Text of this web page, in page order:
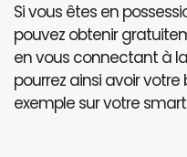
Si vous êtes en
pouvez obtenir
en vous connectant à
pourrez ainsi avoir
exemple sur votre